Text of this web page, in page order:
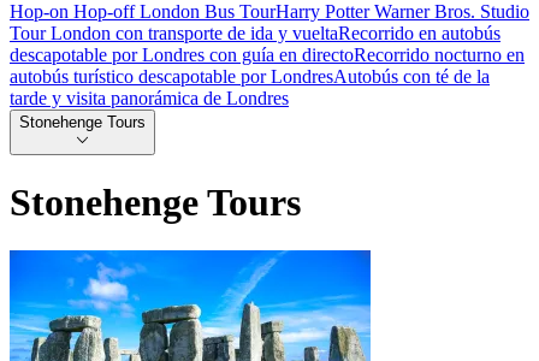
Hop-on Hop-off London Bus TourHarry Potter Warner Bros. Studio
Tour London con transporte de ida y vueltaRecorrido en autobús
descapotable por Londres con guía en directoRecorrido nocturno en
autobús turístico descapotable por LondresAutobús con té de la
tarde y visita panorámica de Londres
Stonehenge Tours
Stonehenge Tours